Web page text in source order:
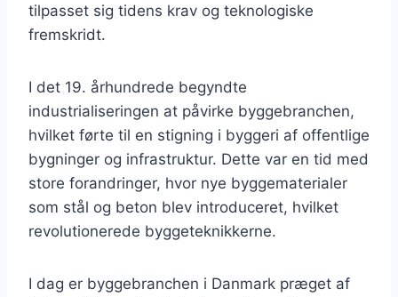
tilpasset sig tidens krav og teknologiske
fremskridt.
I det 19. århundrede begyndte
industrialiseringen at påvirke byggebranchen,
hvilket førte til en stigning i byggeri af offentlige
bygninger og infrastruktur. Dette var en tid med
store forandringer, hvor nye byggematerialer
som stål og beton blev introduceret, hvilket
revolutionerede byggeteknikkerne.
I dag er byggebranchen i Danmark præget af